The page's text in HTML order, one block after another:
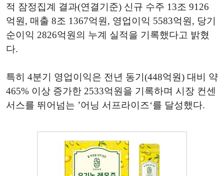
적 잠정집계 결과(연결기준) 신규 수주 13조 9126
억원, 매출 8조 1367억원, 영업이익 5583억원, 당기
순이익 2826억원의 누계 실적을 기록했다고 밝혔
다.
특히 4분기 영업이익은 전년 동기(448억원) 대비 약
465% 이상 증가한 2533억원을 기록하며 시장 컨센
서스를 뛰어넘는 ’어닝 서프라이즈‘를 달성했다.